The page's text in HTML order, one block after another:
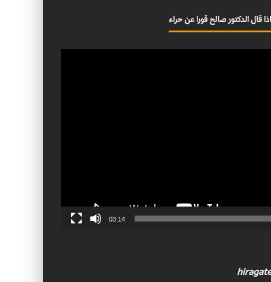
قال الدكتور صالح قورا عن حراء
03:14